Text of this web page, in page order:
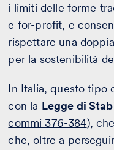
i limiti delle forme
e for-profit, e
rispettare una
per la sostenibilità
In Italia, questo tipo
con la Legge di
commi 376-384),
che, oltre a